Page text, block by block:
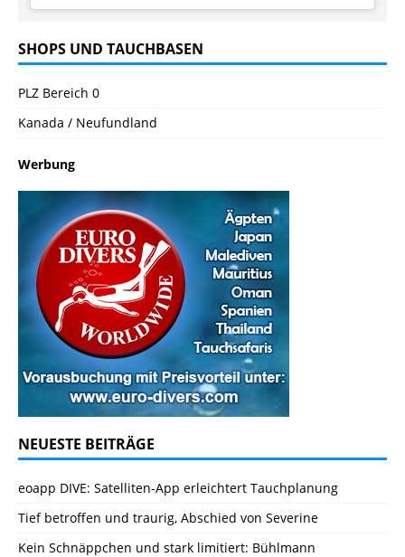
SHOPS UND TAUCHBASEN
PLZ Bereich 0
Kanada / Neufundland
Werbung
NEUESTE BEITRÄGE
eoapp DIVE: Satelliten-App erleichtert Tauchplanung
Tief betroffen und traurig, Abschied von Severine
Kein Schnäppchen und stark limitiert: Bühlmann